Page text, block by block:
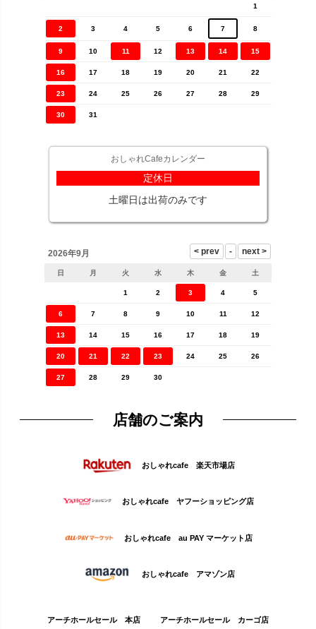
1
2 3 4 5 6 7 8
9 10 11 12 13 14 15
16 17 18 19 20 21 22
23 24 25 26 27 28 29
30 31
おしゃれCafeカレンダー
定休日
土曜日は出荷のみです
2026年9月
日 月 火 水 木 金 土
1 2 3 4 5
6 7 8 9 10 11 12
13 14 15 16 17 18 19
20 21 22 23 24 25 26
27 28 29 30
店舗のご案内
おしゃれcafe 楽天市場店
おしゃれcafe ヤフーショッピング店
おしゃれcafe au PAY マーケット店
おしゃれcafe アマゾン店
アーチホールセール 本店 アーチホールセール カーゴ店